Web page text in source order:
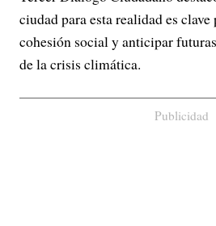
ciudad para esta realidad es
cohesión social y anticipar
de la crisis climática.
Publicidad